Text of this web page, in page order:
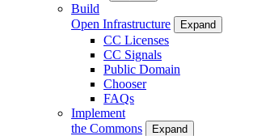
Build
Open Infrastructure
Expand
CC Licenses
CC Signals
Public Domain
Chooser
FAQs
Implement
the Commons
Expand